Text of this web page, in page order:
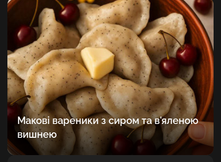
Макові вареники з сиром та в'яленою
вишнею